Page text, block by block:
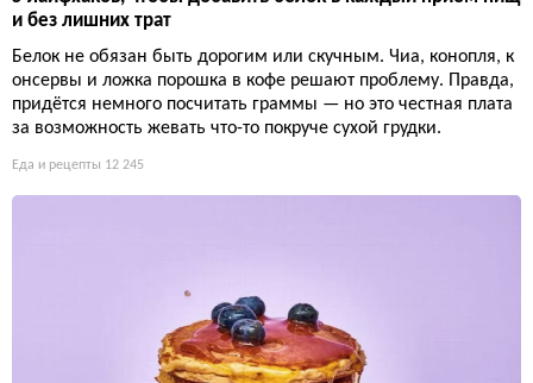
и без лишних трат
Белок не обязан быть дорогим или скучным. Чиа, конопля, к
онсервы и ложка порошка в кофе решают проблему. Правда,
придётся немного посчитать граммы — но это честная плата
за возможность жевать что-то покруче сухой грудки.
Еда и рецепты 12 245